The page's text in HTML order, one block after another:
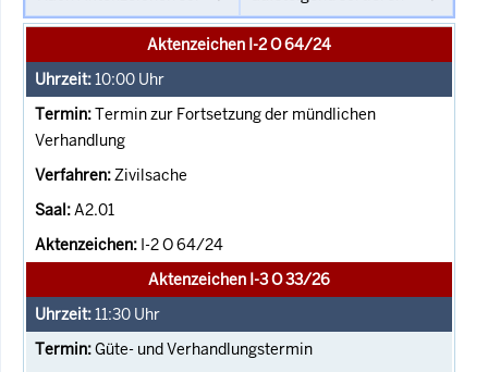
Aktenzeichen I-2 O 64/24
10:00 Uhr
Termin zur Fortsetzung der mündlichen
Verhandlung
Zivilsache
A2.01
I-2 O 64/24
Aktenzeichen I-3 O 33/26
11:30 Uhr
Güte- und Verhandlungstermin